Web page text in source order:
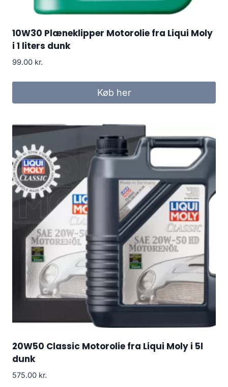
10W30 Plæneklipper Motorolie fra Liqui Moly
i 1 liters dunk
99.00 kr.
Køb her
20W50 Classic Motorolie fra Liqui Moly i 5l
dunk
575.00 kr.